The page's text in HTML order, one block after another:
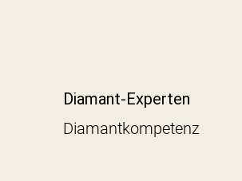
Diamant-Experten
Diamantkompetenz